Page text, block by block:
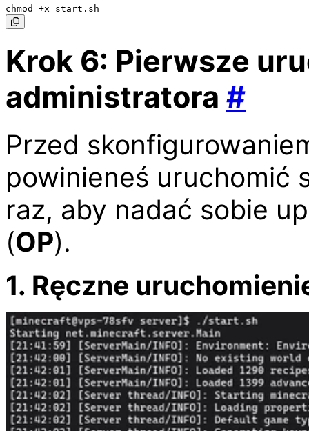
Krok 6: Pierwsze
administratora #
Przed
powinieneś uruchomić
raz, aby nadać sobie
(OP).
1. Ręczne